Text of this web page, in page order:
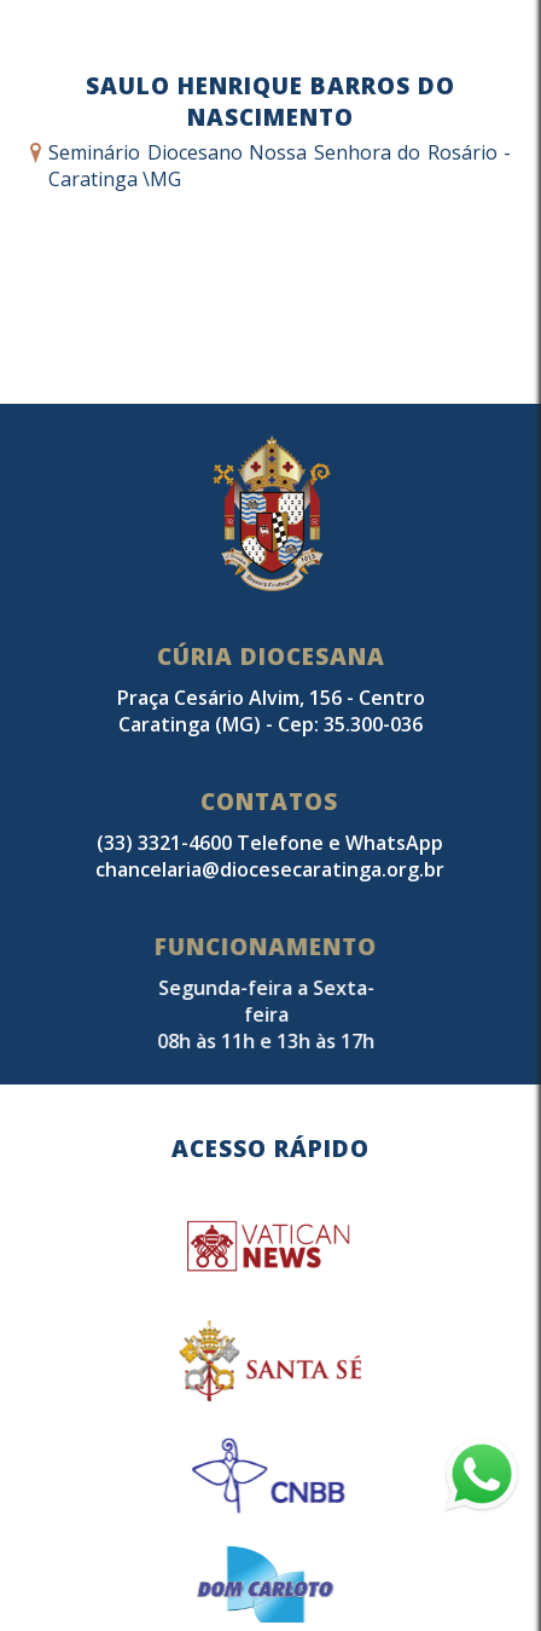
SAULO HENRIQUE BARROS DO
NASCIMENTO
Seminário Diocesano Nossa Senhora do Rosário -
Caratinga \MG
CÚRIA DIOCESANA
Praça Cesário Alvim, 156 - Centro
Caratinga (MG) - Cep: 35.300-036
CONTATOS
(33) 3321-4600 Telefone e WhatsApp
chancelaria@diocesecaratinga.org.br
FUNCIONAMENTO
Segunda-feira a Sexta-
feira
08h às 11h e 13h às 17h
ACESSO RÁPIDO